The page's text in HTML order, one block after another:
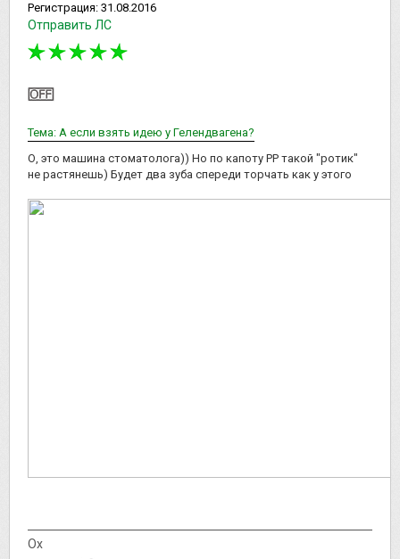
Регистрация: 31.08.2016
Отправить ЛС
Тема: А если взять идею у Гелендвагена?
О, это машина стоматолога)) Но по капоту РР такой "ротик"
не растянешь) Будет два зуба спереди торчать как у этого
Ох